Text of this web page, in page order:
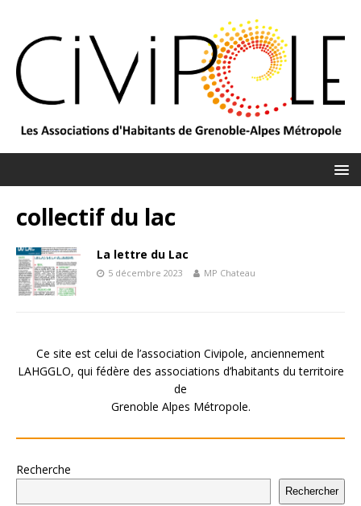
collectif du lac
La lettre du Lac
5 décembre 2023 MP Chateau
Ce site est celui de l’association Civipole, anciennement
LAHGGLO, qui fédère des associations d’habitants du territoire
de
Grenoble Alpes Métropole.
Recherche
Rechercher